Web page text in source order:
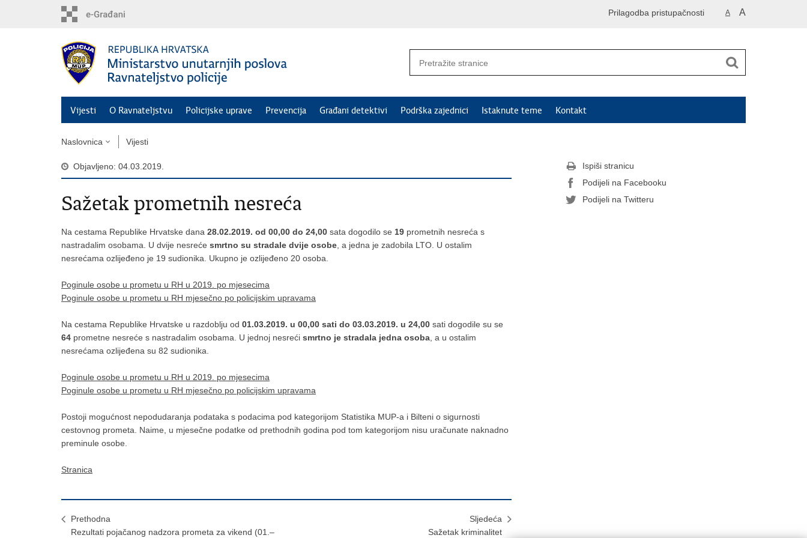
A A
Prilagodba pristupačnosti
Vijesti O Ravnateljstvu Policijske uprave Prevencija Građani detektivi Podrška zajednici Istaknute teme Kontakt
Naslovnica Vijesti
Objavljeno: 04.03.2019.
Sažetak prometnih nesreća
Na cestama Republike Hrvatske dana 28.02.2019. od 00,00 do 24,00 sata dogodilo se 19 prometnih nesreća s
nastradalim osobama. U dvije nesreće smrtno su stradale dvije osobe , a jedna je zadobila LTO. U ostalim
nesrećama ozlijeđeno je 19 sudionika. Ukupno je ozlijeđeno 20 osoba.
Poginule osobe u prometu u RH u 2019. po mjesecima
Poginule osobe u prometu u RH mjesečno po policijskim upravama
Na cestama Republike Hrvatske u razdoblju od 01.03.2019. u 00,00 sati do 03.03.2019. u 24,00 sati dogodile su se
64 prometne nesreće s nastradalim osobama. U jednoj nesreći smrtno je stradala jedna osoba , a u ostalim
nesrećama ozlijeđena su 82 sudionika.
Poginule osobe u prometu u RH u 2019. po mjesecima
Poginule osobe u prometu u RH mjesečno po policijskim upravama
Postoji mogućnost nepodudaranja podataka s podacima pod kategorijom Statistika MUP-a i Bilteni o sigurnosti
cestovnog prometa. Naime, u mjesečne podatke od prethodnih godina pod tom kategorijom nisu uračunate naknadno
preminule osobe.
Stranica
Prethodna
Rezultati pojačanog nadzora prometa za vikend (01.–
Sljedeća
Sažetak kriminalitet
Ispiši stranicu
Podijeli na Facebooku
Podijeli na Twitteru